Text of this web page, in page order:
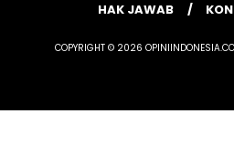
HAK JAWAB
COPYRIGHT © 2026